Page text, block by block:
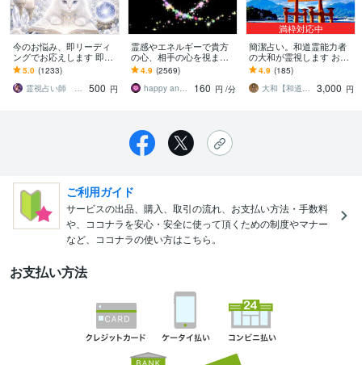
今のお悩み、即リーディ
ングでお応えします 即日
鑑定 今すぐ知りたい。
だからこそ、すぐ占いま
す
5.0 (1233)
霊視占い師 まる
500 円
霊感やエネルギーで貴方
の心、相手の心を視ます
恋愛や人間関係、仕事で
悩んでる方へ
4.9 (2569)
happy anniversary
160 円 /分
満枠対応中
簡潔占い。和道霊能力者
の大和が霊視します お悩
みに対して簡潔にお伝え
します
4.9 (185)
大和【和道霊能力者】
3,000 円
ご利用ガイド
サービスの出品、購入、取引の流れ、お支払い方法・手数料
や、ココナラを安心・安全に使って頂くための制度やマナー
など、ココナラの使い方はこちら。
お支払い方法